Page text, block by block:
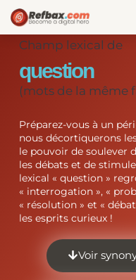
Champ lexical de
question
(mots de la même
Préparez-vous à un
nous décortiquerons
le pouvoir de soulever
les débats et de
lexical « question »
« interrogation », «
« résolution » et «
les esprits curieux !
Voir
Panneau de gestion des